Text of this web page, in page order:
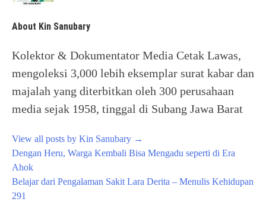
About Kin Sanubary
Kolektor & Dokumentator Media Cetak Lawas,
mengoleksi 3,000 lebih eksemplar surat kabar dan
majalah yang diterbitkan oleh 300 perusahaan
media sejak 1958, tinggal di Subang Jawa Barat
View all posts by Kin Sanubary →
Post
navigation
Dengan Heru, Warga Kembali Bisa Mengadu seperti di Era
Ahok
Belajar dari Pengalaman Sakit Lara Derita – Menulis Kehidupan
291